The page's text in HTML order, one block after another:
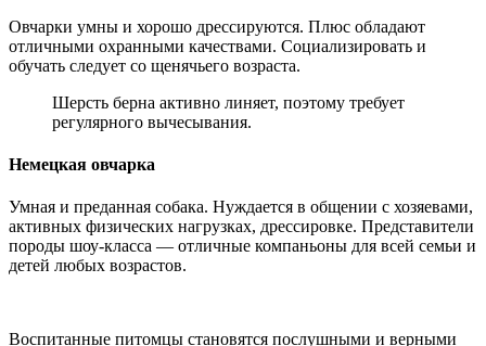
Овчарки умны и хорошо дрессируются. Плюс обладают
отличными охранными качествами. Социализировать и
обучать следует со щенячьего возраста.
Шерсть берна активно линяет, поэтому требует
регулярного вычесывания.
Немецкая овчарка
Умная и преданная собака. Нуждается в общении с хозяевами,
активных физических нагрузках, дрессировке. Представители
породы шоу-класса — отличные компаньоны для всей семьи и
детей любых возрастов.
Воспитанные питомцы становятся послушными и верными